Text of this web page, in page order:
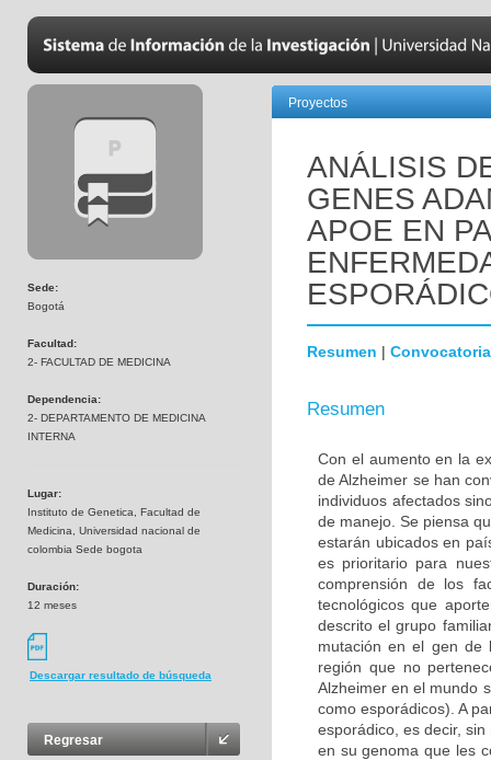
Sede:
Bogotá
Facultad:
2- FACULTAD DE MEDICINA
Dependencia:
2- DEPARTAMENTO DE MEDICINA
INTERNA
Lugar:
Instituto de Genetica, Facultad de
Medicina, Universidad nacional de
colombia Sede bogota
Duración:
12 meses
Descargar resultado de búsqueda
Regresar
Proyectos
ANÁLISIS
GENES
APOE EN
Resumen | Convocatoria
Resumen
Con el aumento en la
de Alzheimer se han
individuos afectados
de manejo. Se piensa
estarán ubicados en
es prioritario para
comprensión de los
tecnológicos que
descrito el grupo
mutación en el gen de
región que no
Alzheimer en el mundo
como esporádicos). A
esporádico, es decir,
en su genoma que les